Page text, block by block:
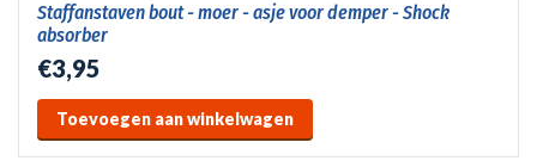
Staffanstaven bout - moer - asje voor demper - Shock
absorber
€3,95
Toevoegen aan winkelwagen